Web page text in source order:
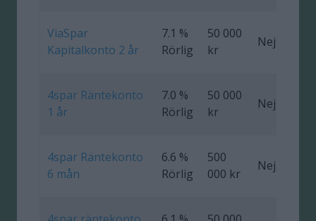
ViaSpar
Kapitalkonto 2 år
7.1 %
Rörlig
50 000
kr
Nej
4spar Räntekonto
1 år
7.0 %
Rörlig
50 000
kr
Nej
4spar Räntekonto
6 mån
6.6 %
Rörlig
500
000 kr
Nej